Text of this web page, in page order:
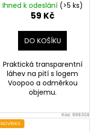
Ihned k odeslání (>5 ks)
59 Kč
DO KOŠÍKU
Praktická transparentní
láhev na pití s logem
Voopoo a odměrkou
objemu.
Kód:998308
NOVINKA